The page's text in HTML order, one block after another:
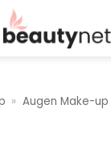
» Augen Make-up